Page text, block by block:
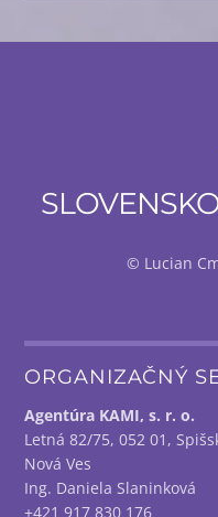
© Lucian
ORGANIZAČNÝ
Agen­tú­ra KAMI, s. r. o.
Let­ná 82/​75, 052 01,
Nová Ves
Ing. Danie­la Slaninková
+421 917 830 176